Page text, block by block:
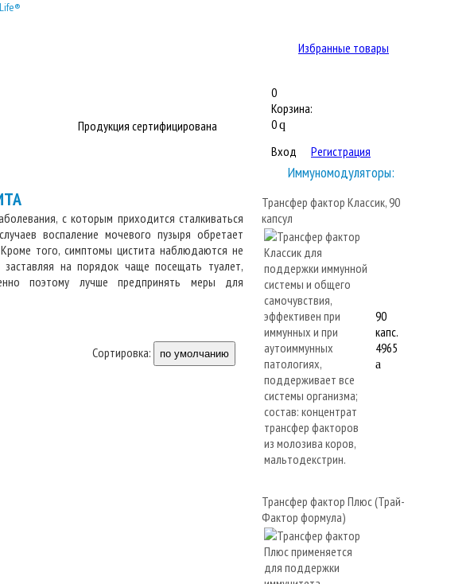
Избранные товары
0
Корзина:
0q
Продукция сертифицирована
Вход Регистрация
с которым приходится сталкиваться
воспаление мочевого пузыря обретает
того, симптомы цистита наблюдаются не
на порядок чаще посещать туалет,
поэтому лучше предпринять меры для
Сортировка: по умолчанию
Иммуномодуляторы:
Трансфер фактор Классик, 90
капсул
90
капс.
4965
a
Трансфер фактор Плюс (Трай-
Фактор формула)